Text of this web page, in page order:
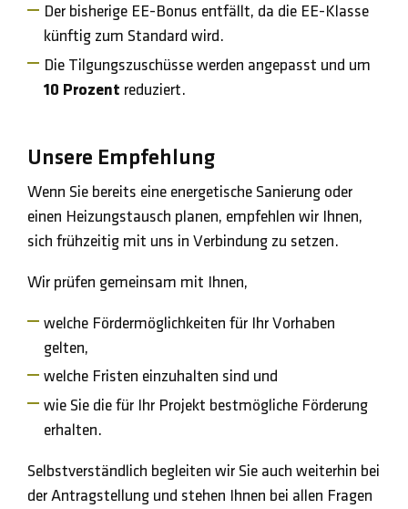
Der bisherige EE-Bonus entfällt, da die EE-Klasse
künftig zum Standard wird.
Die Tilgungszuschüsse werden angepasst und um
10 Prozent reduziert.
Unsere Empfehlung
Wenn Sie bereits eine energetische Sanierung oder
einen Heizungstausch planen, empfehlen wir Ihnen,
sich frühzeitig mit uns in Verbindung zu setzen.
Wir prüfen gemeinsam mit Ihnen,
welche Fördermöglichkeiten für Ihr Vorhaben
gelten,
welche Fristen einzuhalten sind und
wie Sie die für Ihr Projekt bestmögliche Förderung
erhalten.
Selbstverständlich begleiten wir Sie auch weiterhin bei
der Antragstellung und stehen Ihnen bei allen Fragen